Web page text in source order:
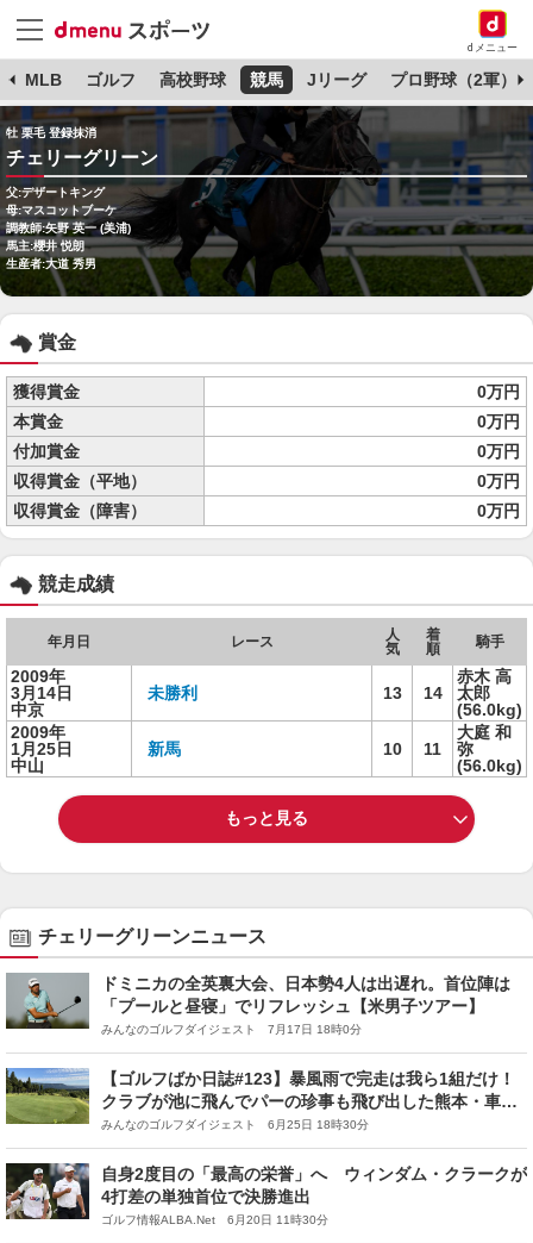
dメニュー
MLB ゴルフ 高校野球 競馬 Jリーグ プロ野球（2軍）
牡 栗毛 登録抹消
チェリーグリーン
父:デザートキング
母:マスコットブーケ
調教師:矢野 英一 (美浦)
馬主:櫻井 悦朗
生産者:大道 秀男
賞金
獲得賞金
0万円
本賞金
0万円
付加賞金
0万円
収得賞金（平地）
0万円
収得賞金（障害）
0万円
競走成績
年月日 レース
人
気
着
順
騎手
2009年
3月14日
中京
未勝利 13 14
赤木 高
太郎
(56.0kg)
2009年
1月25日
中山
新馬 10 11
大庭 和
弥
(56.0kg)
もっと見る
チェリーグリーンニュース
ドミニカの全英裏大会、日本勢4人は出遅れ。首位陣は
「プールと昼寝」でリフレッシュ【米男子ツアー】
みんなのゴルフダイジェスト 7月17日 18時0分
【ゴルフばか日誌#123】暴風雨で完走は我ら1組だけ！
クラブが池に飛んでパーの珍事も飛び出した熊本・車中
泊ゴルフの旅
みんなのゴルフダイジェスト 6月25日 18時30分
自身2度目の「最高の栄誉」へ ウィンダム・クラークが
4打差の単独首位で決勝進出
ゴルフ情報ALBA.Net 6月20日 11時30分